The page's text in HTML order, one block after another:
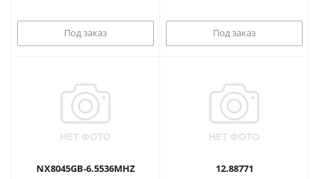
Под заказ Под заказ
NX8045GB-6.5536MHZ 12.88771